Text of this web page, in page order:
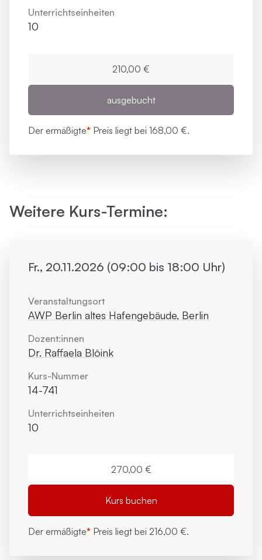
Unterrichts­einheiten
10
210,00 €
ausgebucht
Der ermäßigte* Preis liegt bei 168,00 €.
Weitere Kurs-Termine:
Fr., 20.11.2026 (09:00 bis 18:00 Uhr)
Veranstaltungsort
AWP Berlin altes Hafengebäude, Berlin
Dozent:innen
Dr. Raffaela Blöink
Kurs-Nummer
14-741
Unterrichts­einheiten
10
270,00 €
Kurs buchen
Der ermäßigte* Preis liegt bei 216,00 €.